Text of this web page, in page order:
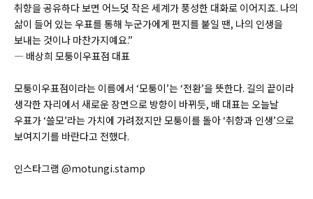
취향을 공유하다 보면 어느덧 작은 세계가 풍성한 대화로 이어지죠. 나의
삶이 들어 있는 우표를 통해 누군가에게 편지를 붙일 땐, 나의 인생을
보내는 것이나 마찬가지예요.”
― 배상희 모퉁이우표점 대표
모퉁이우표점이라는 이름에서 ‘모퉁이’는 ‘전환’을 뜻한다. 길의 끝이라
생각한 자리에서 새로운 장면으로 방향이 바뀌듯, 배 대표는 오늘날
우표가 ‘쓸모’라는 가치에 가려졌지만 모퉁이를 돌아 ‘취향과 인생’으로
보여지기를 바란다고 전했다.
인스타그램 @motungi.stamp